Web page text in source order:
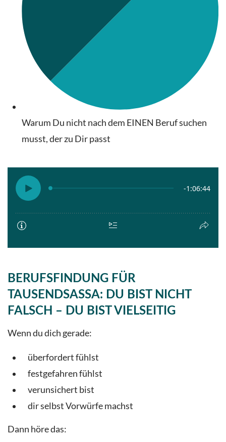
Warum Du nicht nach dem EINEN Beruf suchen
musst, der zu Dir passt
BERUFSFINDUNG FÜR
TAUSENDSASSA: DU BIST NICHT
FALSCH – DU BIST VIELSEITIG
Wenn du dich gerade:
überfordert fühlst
festgefahren fühlst
verunsichert bist
dir selbst Vorwürfe machst
Dann höre das: